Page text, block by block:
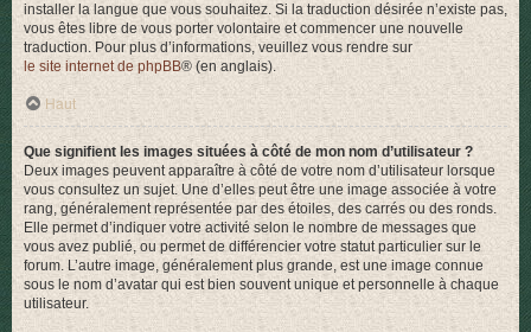
installer la langue que vous souhaitez. Si la traduction désirée n’existe pas,
vous êtes libre de vous porter volontaire et commencer une nouvelle
traduction. Pour plus d’informations, veuillez vous rendre sur
le site internet de phpBB® (en anglais).
Haut
Que signifient les images situées à côté de mon nom d’utilisateur ?
Deux images peuvent apparaître à côté de votre nom d’utilisateur lorsque
vous consultez un sujet. Une d’elles peut être une image associée à votre
rang, généralement représentée par des étoiles, des carrés ou des ronds.
Elle permet d’indiquer votre activité selon le nombre de messages que
vous avez publié, ou permet de différencier votre statut particulier sur le
forum. L’autre image, généralement plus grande, est une image connue
sous le nom d’avatar qui est bien souvent unique et personnelle à chaque
utilisateur.